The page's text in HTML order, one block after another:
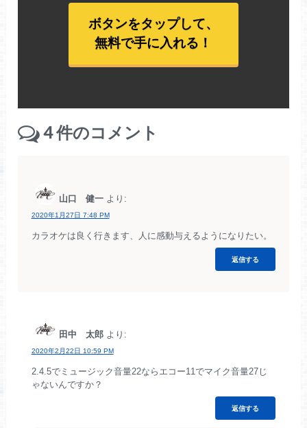
ボタンをタップして、
無料で手に入れる！
4件のコメント
山口 健一 より:
2020年1月27日 7:48 PM
カラオケは良く行きます、人に感動与えるようになりたい。
返信する
田中 太郎 より:
2020年2月22日 10:59 PM
2.4.5でミュージック音量22ならエコー11でマイク音量27じ
ゃないんですか？
返信する